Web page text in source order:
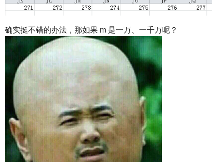
确实挺不错的办法，那如果 m 是一万、一千万呢？